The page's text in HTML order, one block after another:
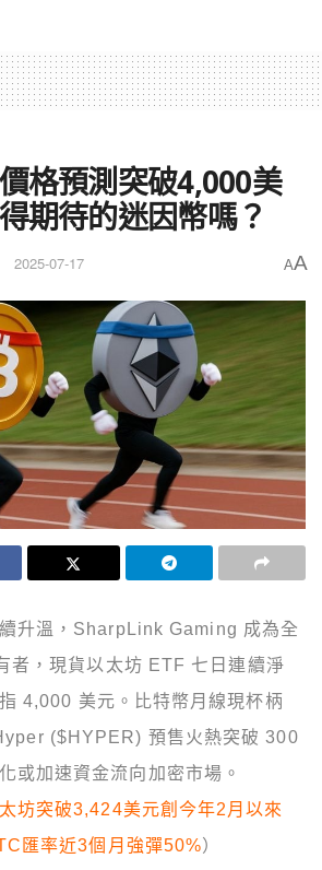
格預測突破4,000美
期待的迷因幣嗎？
2025-07-17 AA
升溫，SharpLink Gaming 成為全
者，現貨以太坊 ETF 七日連續淨
4,000 美元。比特幣月線現杯柄
($HYPER) 預售火熱突破 300
或加速資金流向加密市場。
坊突破3,424美元創今年2月以來
匯率近3個月強彈50%）